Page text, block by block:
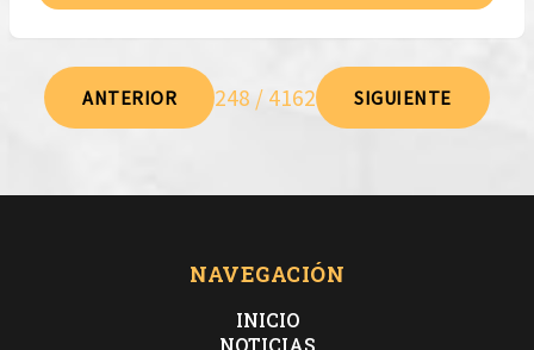
ANTERIOR 248 / 4162 SIGUIENTE
NAVEGACIÓN
INICIO
NOTICIAS